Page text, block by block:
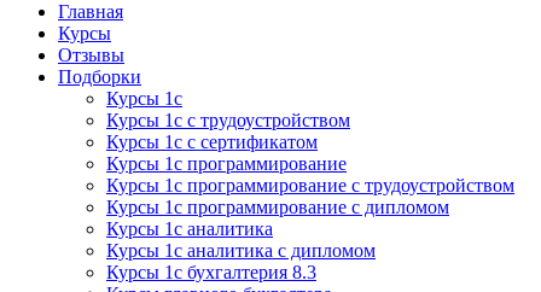
Главная
Курсы
Отзывы
Подборки
Курсы 1с
Курсы 1с с трудоустройством
Курсы 1с с сертификатом
Курсы 1с программирование
Курсы 1с программирование с трудоустройством
Курсы 1с программирование с дипломом
Курсы 1с аналитика
Курсы 1с аналитика с дипломом
Курсы 1с бухгалтерия 8.3